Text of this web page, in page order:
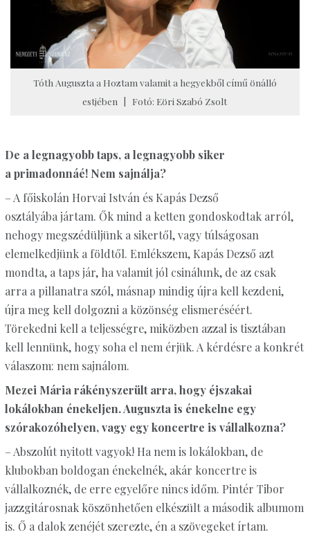
Tóth Auguszta a Hoztam valamit a hegyekből című önálló
estjében | Fotó: Eöri Szabó Zsolt
De a legnagyobb taps, a legnagyobb siker
a primadonnáé! Nem sajnálja?
– A főiskolán Horvai István és Kapás Dezső
osztályába jártam. Ők mind a ketten gondoskodtak arról,
nehogy megszédüljünk a sikertől, vagy túlságosan
elemelkedjünk a földtől. Emlékszem, Kapás Dezső azt
mondta, a taps jár, ha valamit jól csinálunk, de az csak
arra a pillanatra szól, másnap mindig újra kell kezdeni,
újra meg kell dolgozni a közönség elismeréséért.
Törekedni kell a teljességre, miközben azzal is tisztában
kell lennünk, hogy soha el nem érjük. A kérdésre a konkrét
válaszom: nem sajnálom.
Mezei Mária rákényszerült arra, hogy éjszakai
lokálokban énekeljen. Auguszta is énekelne egy
szórakozóhelyen, vagy egy koncertre is vállalkozna?
– Abszolút nyitott vagyok! Ha nem is lokálokban, de
klubokban boldogan énekelnék, akár koncertre is
vállalkoznék, de erre egyelőre nincs időm. Pintér Tibor
jazzgitárosnak köszönhetően elkészült a második albumom
is. Ő a dalok zenéjét szerezte, én a szövegeket írtam.